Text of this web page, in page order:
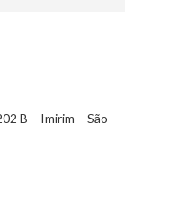
B – Imirim – São